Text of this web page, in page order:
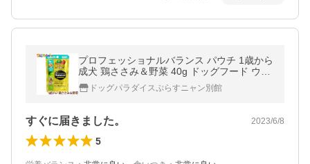
プロフェッショナルバランス パウチ 1歳から
成犬 鶏ささみ＆野菜 40g ドッグフード ウエ
ットフード
ドッグパラダイスぷらすニャン別館
すぐに届きました。 2023/6/8
5